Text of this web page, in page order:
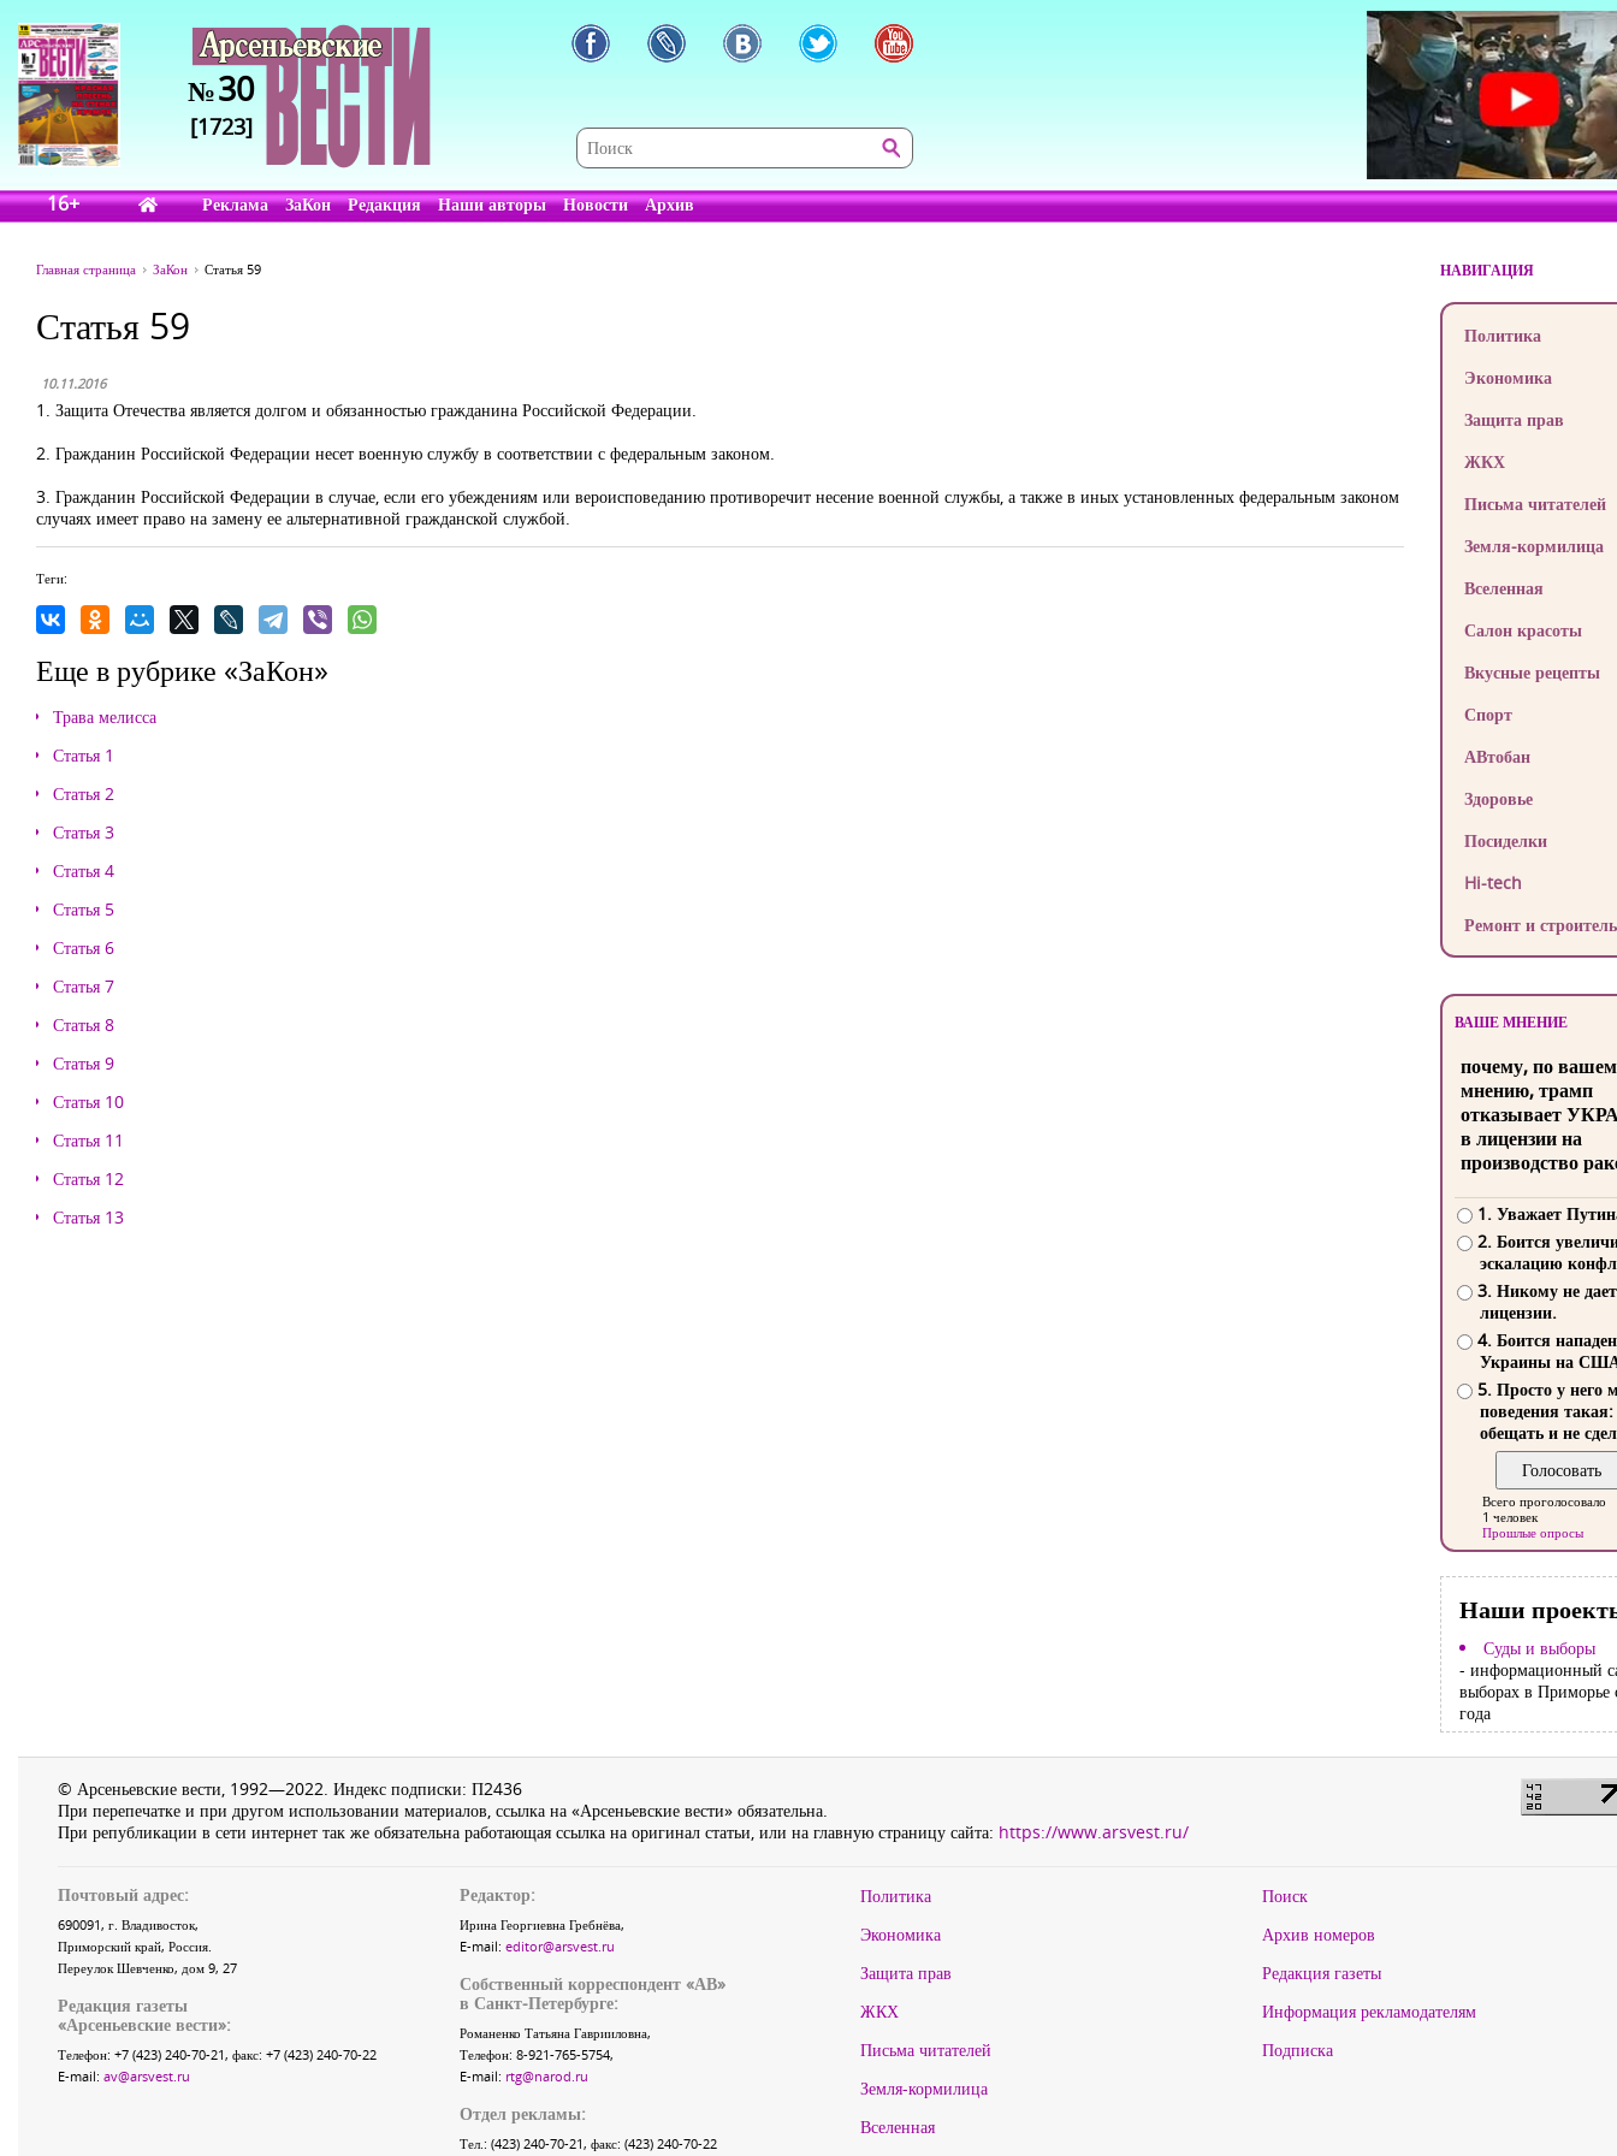
№30
[1723]
16+ Реклама ЗаКон Редакция Наши авторы Новости Архив
Главная страница ЗаКон Статья 59
Статья 59
10.11.2016
1. Защита Отечества является долгом и обязанностью гражданина Российской Федерации.
2. Гражданин Российской Федерации несет военную службу в соответствии с федеральным законом.
3. Гражданин Российской Федерации в случае, если его убеждениям или вероисповеданию противоречит несение военной службы, а также в иных установленных федеральным законом
случаях имеет право на замену ее альтернативной гражданской службой.
Теги:
Еще в рубрике «ЗаКон»
Трава мелисса
Статья 1
Статья 2
Статья 3
Статья 4
Статья 5
Статья 6
Статья 7
Статья 8
Статья 9
Статья 10
Статья 11
Статья 12
Статья 13
НАВИГАЦИЯ
Политика
Экономика
Защита прав
ЖКХ
Письма читателей
Земля-кормилица
Вселенная
Салон красоты
Вкусные рецепты
Спорт
АВтобан
Здоровье
Посиделки
Hi-tech
Ремонт и
ВАШЕ МНЕНИЕ
почему, по
мнению, трамп
отказывает
в лицензии на
производство
1. Уважает
2. Боится
эскалацию
3. Никому не
лицензии.
4. Боится
Украины на
5. Просто у него
поведения такая:
обещать и не
Всего проголосовало
1 человек
Прошлые опросы
Наши
Суды и выборы
- информационный
выборах в Приморье
года
© Арсеньевские вести, 1992—2022. Индекс подписки: П2436
При перепечатке и при другом использовании материалов, ссылка на «Арсеньевские вести» обязательна.
При републикации в сети интернет так же обязательна работающая ссылка на оригинал статьи, или на главную страницу сайта: https://www.arsvest.ru/
Почтовый адрес:
690091, г. Владивосток,
Приморский край, Россия.
Переулок Шевченко, дом 9, 27
Редакция газеты
«Арсеньевские вести»:
Телефон: +7 (423) 240-70-21, факс: +7 (423) 240-70-22
E-mail: av@arsvest.ru
Редактор:
Ирина Георгиевна Гребнёва,
E-mail: editor@arsvest.ru
Собственный корреспондент «АВ»
в Санкт-Петербурге:
Романенко Татьяна Гаврииловна,
Телефон: 8-921-765-5754,
E-mail: rtg@narod.ru
Отдел рекламы:
Тел.: (423) 240-70-21, факс: (423) 240-70-22
Политика
Экономика
Защита прав
ЖКХ
Письма читателей
Земля-кормилица
Вселенная
Поиск
Архив номеров
Редакция газеты
Информация рекламодателям
Подписка